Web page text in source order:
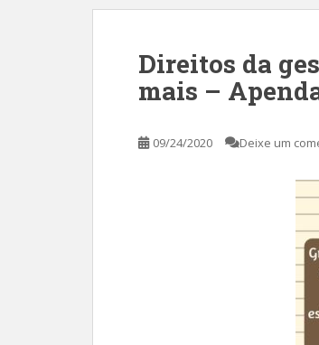
Direitos da
mais –
09/24/2020 Deixe um